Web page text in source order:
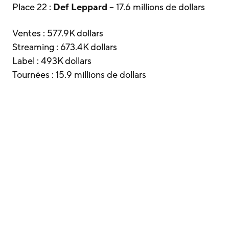
Place 22 : Def Leppard – 17.6 millions de dollars
Ventes : 577.9K dollars
Streaming : 673.4K dollars
Label : 493K dollars
Tournées : 15.9 millions de dollars